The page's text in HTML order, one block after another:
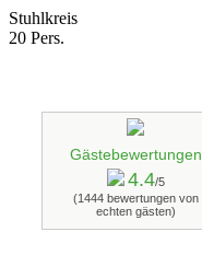
Stuhlkreis
20 Pers.
Gästebewertungen
4.4/5
(1444 bewertungen von
echten gästen)